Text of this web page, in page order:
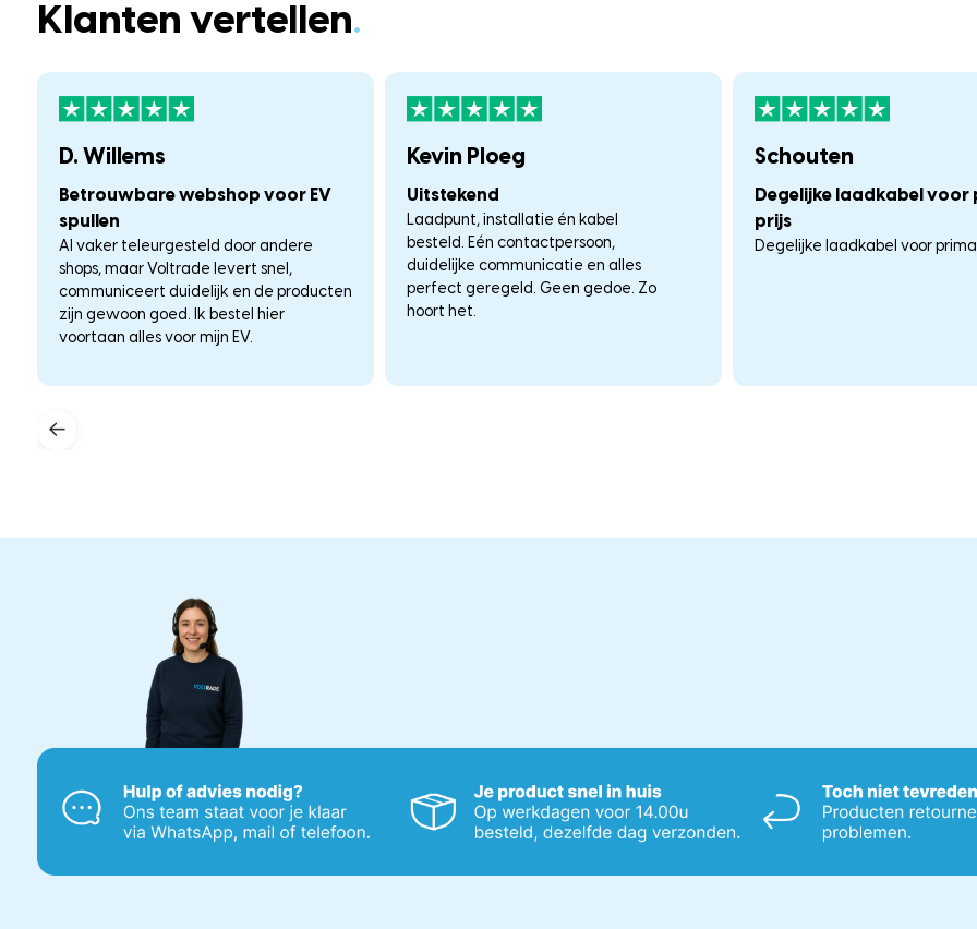
Klanten vertellen.
D. Willems
Betrouwbare webshop voor EV
spullen
Al vaker teleurgesteld door andere
shops, maar Voltrade levert snel,
communiceert duidelijk en de producten
zijn gewoon goed. Ik bestel hier
voortaan alles voor mijn EV.
Kevin Ploeg
Uitstekend
Laadpunt, installatie én kabel
besteld. Eén contactpersoon,
duidelijke communicatie en alles
perfect geregeld. Geen gedoe. Zo
hoort het.
Schouten
Degelijke laadkabel voor
prijs
Degelijke laadkabel voor prima
←